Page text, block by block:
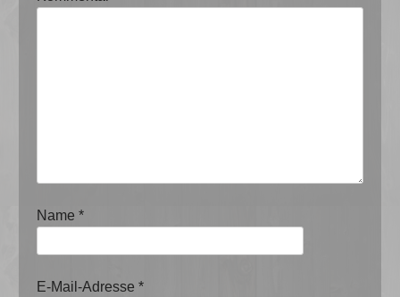
Name*
E-Mail-Adresse*